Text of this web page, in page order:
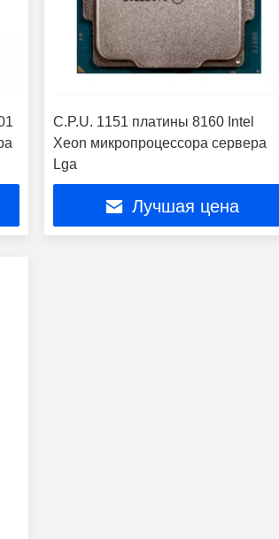
C.P.U. 1151 платины 8160 Intel
Xeon микропроцессора сервера
Lga
Лучшая цена